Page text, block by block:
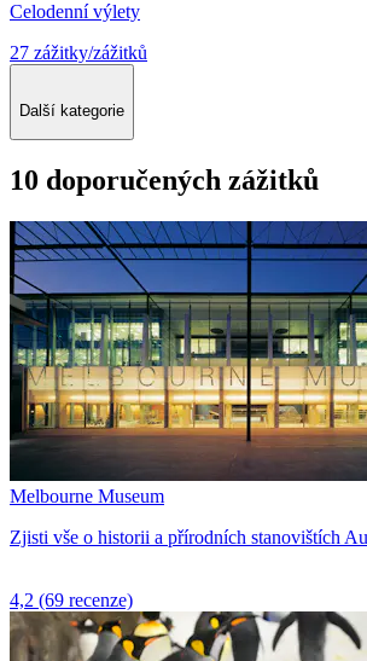
Celodenní výlety
27 zážitky/zážitků
Další kategorie
10 doporučených zážitků
Melbourne Museum
Zjisti vše o historii a přírodních stanovištích
4,2 (69 recenze)